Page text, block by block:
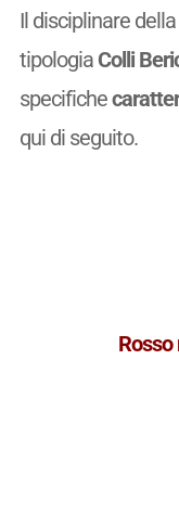
Il disciplinare della
tipologia Colli
specifiche
qui di seguito.
Rosso